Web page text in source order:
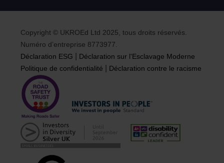
Copyright © UKROEd Ltd 2025, tous droits réservés.
Numéro d’entreprise 8773977.
Déclaration ESG
Déclaration sur l'Esclavage Moderne
Politique de confidentialité
Déclaration contre le racisme